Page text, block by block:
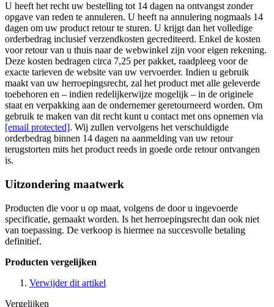
U heeft het recht uw bestelling tot 14 dagen na ontvangst zonder
opgave van reden te annuleren. U heeft na annulering nogmaals 14
dagen om uw product retour te sturen. U krijgt dan het volledige
orderbedrag inclusief verzendkosten gecrediteerd. Enkel de kosten
voor retour van u thuis naar de webwinkel zijn voor eigen rekening.
Deze kosten bedragen circa 7,25 per pakket, raadpleeg voor de
exacte tarieven de website van uw vervoerder. Indien u gebruik
maakt van uw herroepingsrecht, zal het product met alle geleverde
toebehoren en – indien redelijkerwijze mogelijk – in de originele
staat en verpakking aan de ondernemer geretourneerd worden. Om
gebruik te maken van dit recht kunt u contact met ons opnemen via
[email protected]. Wij zullen vervolgens het verschuldigde
orderbedrag binnen 14 dagen na aanmelding van uw retour
terugstorten mits het product reeds in goede orde retour ontvangen
is.
Uitzondering maatwerk
Producten die voor u op maat, volgens de door u ingevoerde
specificatie, gemaakt worden. Is het herroepingsrecht dan ook niet
van toepassing. De verkoop is hiermee na succesvolle betaling
definitief.
Producten vergelijken
Verwijder dit artikel
Vergelijken